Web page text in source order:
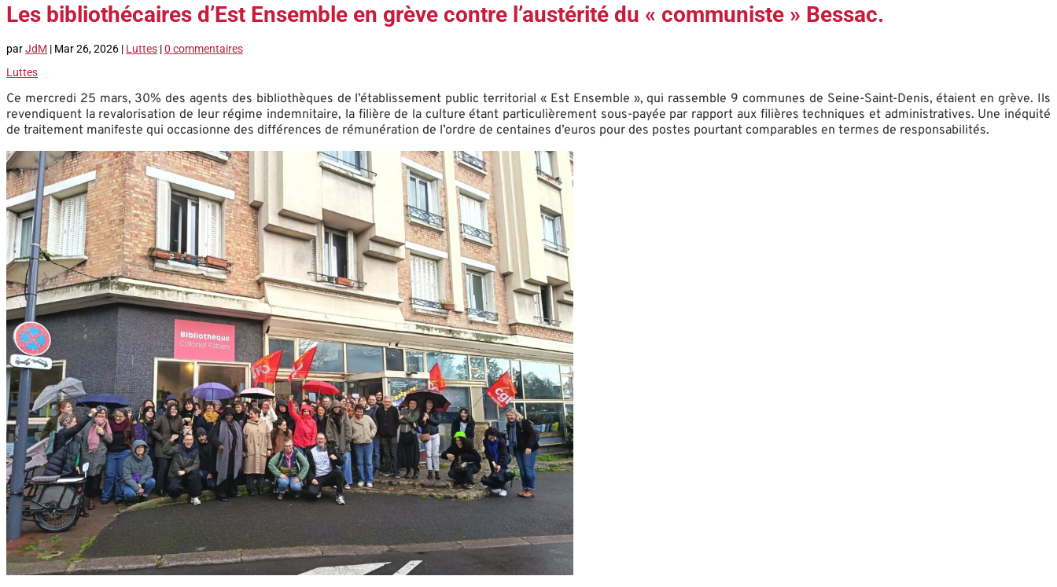
Les bibliothécaires d’Est Ensemble en grève contre l’austérité du « communiste » Bessac.
parJdM | Mar 26, 2026 | Luttes |0 commentaires
Luttes
Ce mercredi 25 mars, 30% des agents des bibliothèques de l’établissement public territorial « Est Ensemble », qui rassemble 9 communes de Seine-Saint-Denis, étaient en grève. Ils
revendiquent la revalorisation de leur régime indemnitaire, la filière de la culture étant particulièrement sous-payée par rapport aux filières techniques et administratives. Une inéquité
de traitement manifeste qui occasionne des différences de rémunération de l’ordre de centaines d’euros pour des postes pourtant comparables en termes de responsabilités.